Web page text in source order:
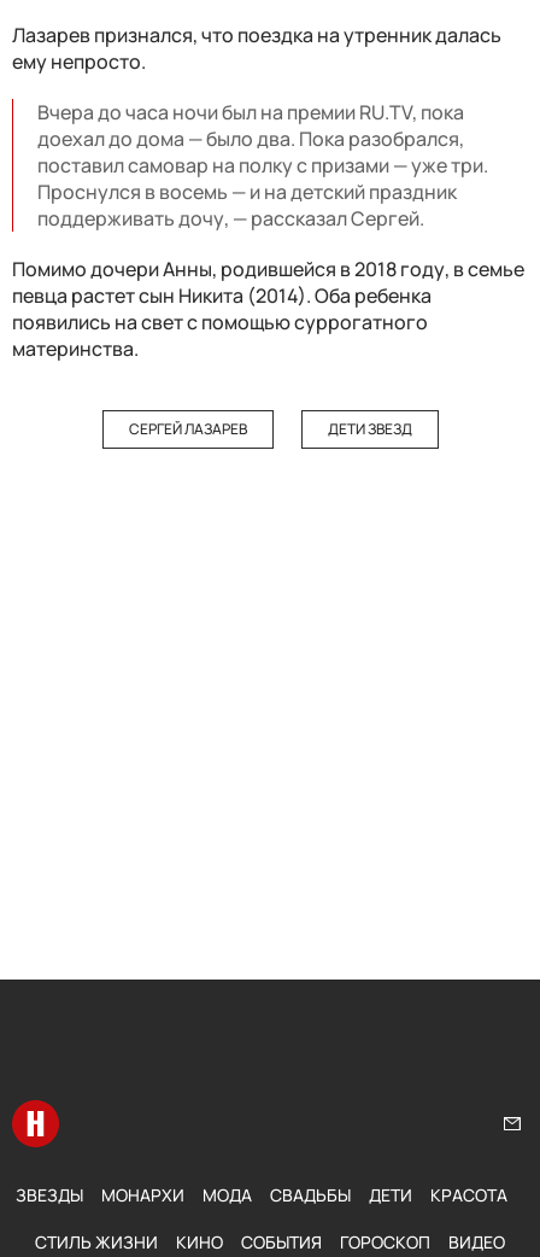
Лазарев признался, что поездка на утренник далась
ему непросто.
Вчера до часа ночи был на премии RU.TV, пока
доехал до дома — было два. Пока разобрался,
поставил самовар на полку с призами — уже три.
Проснулся в восемь — и на детский праздник
поддерживать дочу, — рассказал Сергей.
Помимо дочери Анны, родившейся в 2018 году, в семье
певца растет сын Никита (2014). Оба ребенка
появились на свет с помощью суррогатного
материнства.
СЕРГЕЙ ЛАЗАРЕВ ДЕТИ ЗВЕЗД
Перейти на главную
ЗВЕЗДЫ МОНАРХИ МОДА СВАДЬБЫ ДЕТИ КРАСОТА
СТИЛЬ ЖИЗНИ КИНО СОБЫТИЯ ГОРОСКОП ВИДЕО